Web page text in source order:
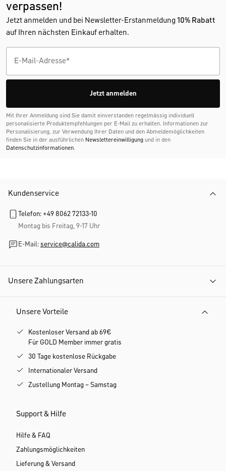
verpassen!
Jetzt anmelden und bei Newsletter-Erstanmeldung 10% Rabatt
auf Ihren nächsten Einkauf erhalten.
Jetzt anmelden
Mit Ihrer Anmeldung sind Sie damit einverstanden regelmässig individuell
personalisierte Produktempfehlungen per E-Mail zu erhalten. Informationen zur
Personalisierung, zur Verwendung Ihrer Daten und den Abmelde­möglichkeiten
finden Sie in der ausführlichen Newslettereinwilligung und in den
Datenschutzinformationen.
Kundenservice
Telefon: +49 8062 72133-10
Montag bis Freitag, 9-17 Uhr
E-Mail: service@calida.com
Unsere Zahlungsarten
Unsere Vorteile
Kostenloser Versand ab 69€
Für GOLD Member immer gratis
30 Tage kostenlose Rückgabe
Internationaler Versand
Zustellung Montag – Samstag
Support & Hilfe
Hilfe & FAQ
Zahlungsmöglichkeiten
Lieferung & Versand